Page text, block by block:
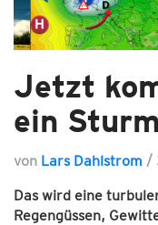
Jetzt
ein
von Lars Dahlstrom /
Das wird eine
Regengüssen,